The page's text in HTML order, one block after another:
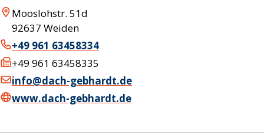
Mooslohstr. 51d
92637 Weiden
+49 961 63458334
+49 961 63458335
info@dach-gebhardt.de
www.dach-gebhardt.de